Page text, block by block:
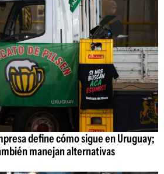
define cómo sigue en Uruguay;
manejan alternativas